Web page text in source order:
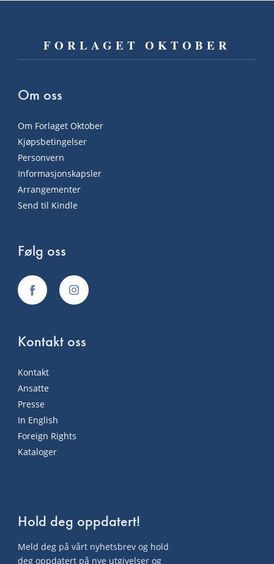
FORLAGET OKTOBER
Om oss
Om Forlaget Oktober
Kjøpsbetingelser
Personvern
Informasjonskapsler
Arrangementer
Send til Kindle
Følg oss
Kontakt oss
Kontakt
Ansatte
Presse
In English
Foreign Rights
Kataloger
Hold deg oppdatert!
Meld deg på vårt nyhetsbrev og hold
deg oppdatert på nye utgivelser og